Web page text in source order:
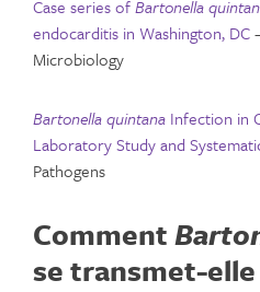
Case series ofBartonella
endocarditis in Washington, DC
Microbiology
Bartonella quintana Infection in
Laboratory Study and
Pathogens
Comment
se transmet-elle